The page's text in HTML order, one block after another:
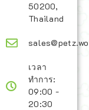
50200,
Thailand
เวลา
ทำการ:
09:00 -
20:30